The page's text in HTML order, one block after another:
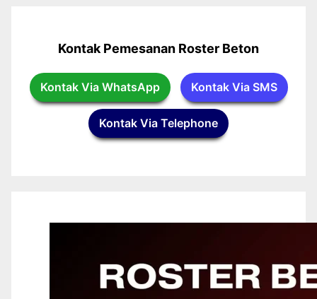
Kontak Pemesanan Roster Beton
Kontak Via WhatsApp Kontak Via SMS
Kontak Via Telephone